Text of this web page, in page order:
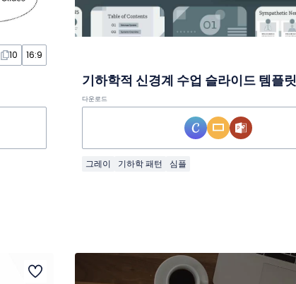
10 16:9
기하학적 신경계 수업 슬라이드 템플릿
다운로드
그레이 기하학 패턴 심플